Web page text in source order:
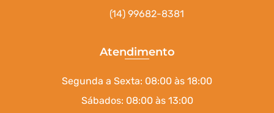
(14) 99682-8381
Atendimento
Segunda a Sexta: 08:00 às 18:00
Sábados: 08:00 às 13:00